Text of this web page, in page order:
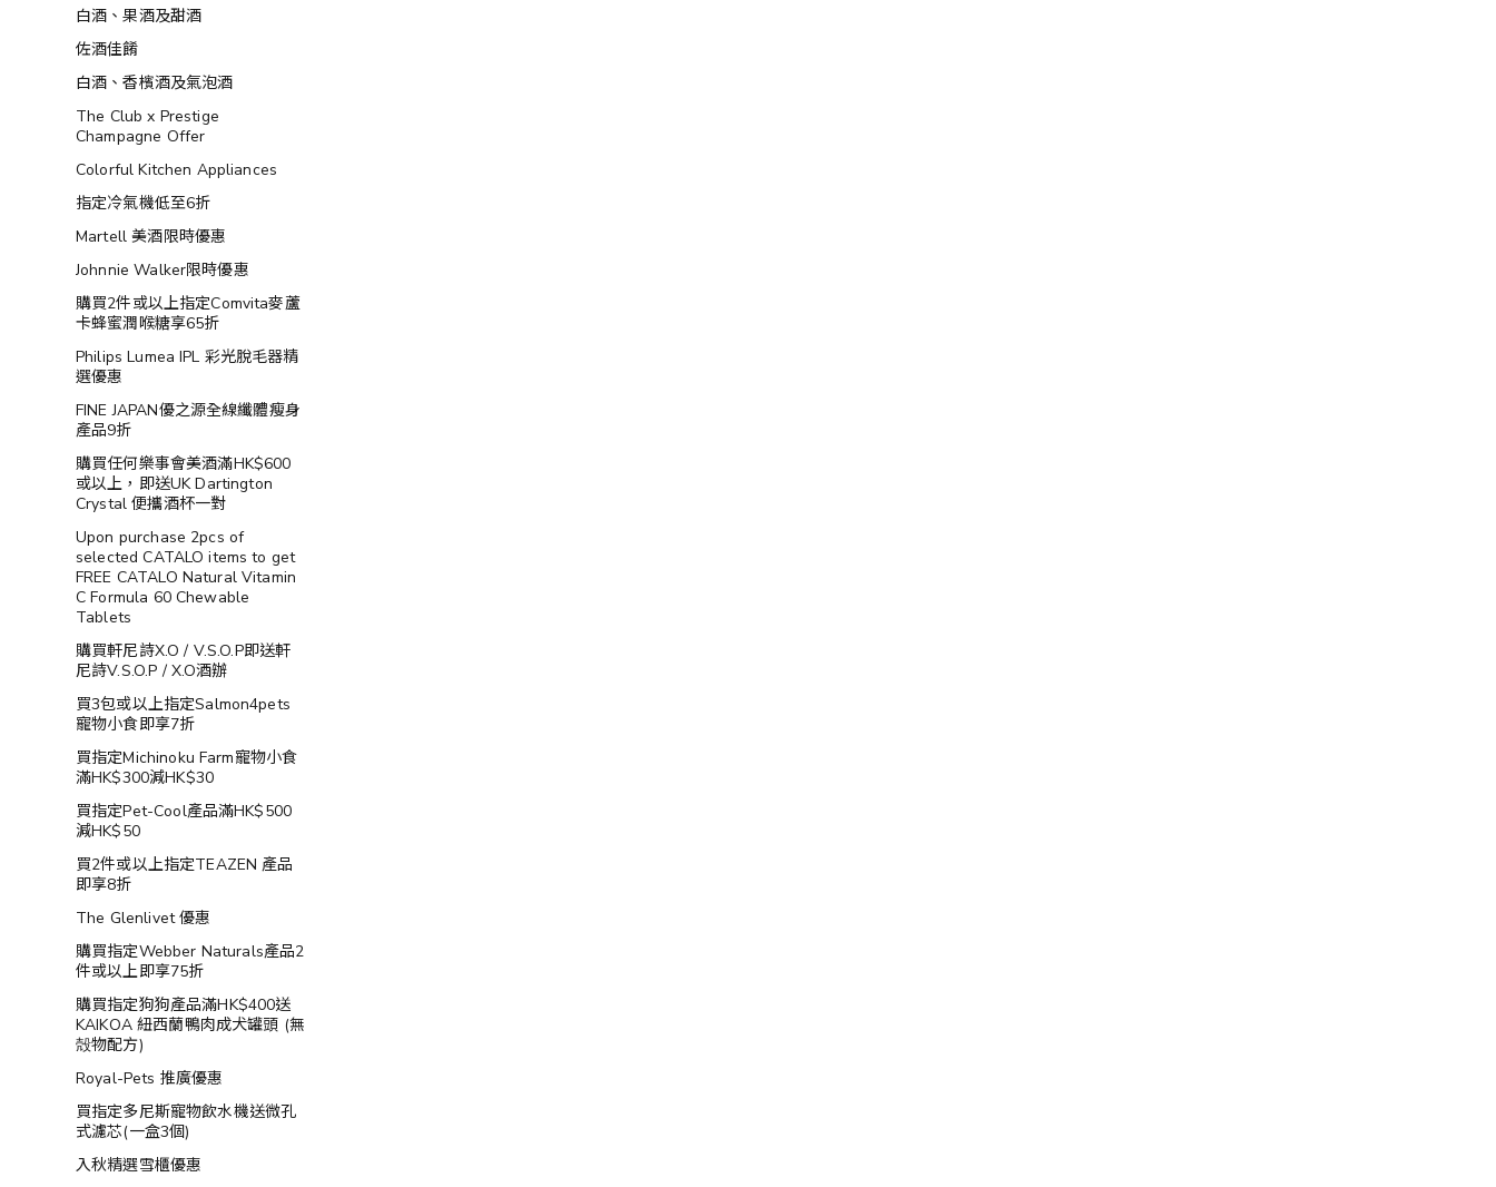
白酒、果酒及甜酒
佐酒佳餚
白酒、香檳酒及氣泡酒
The Club x Prestige
Champagne Offer
Colorful Kitchen Appliances
指定冷氣機低至6折
Martell 美酒限時優惠
Johnnie Walker限時優惠
購買2件或以上指定Comvita麥蘆
卡蜂蜜潤喉糖享65折
Philips Lumea IPL 彩光脫毛器精
選優惠
FINE JAPAN優之源全線纖體瘦身
產品9折
購買任何樂事會美酒滿HK$600
或以上，即送UK Dartington
Crystal 便攜酒杯一對
Upon purchase 2pcs of
selected CATALO items to get
FREE CATALO Natural Vitamin
C Formula 60 Chewable
Tablets
購買軒尼詩X.O / V.S.O.P即送軒
尼詩V.S.O.P / X.O酒辦
買3包或以上指定Salmon4pets
寵物小食即享7折
買指定Michinoku Farm寵物小食
滿HK$300減HK$30
買指定Pet-Cool產品滿HK$500
減HK$50
買2件或以上指定TEAZEN 產品
即享8折
The Glenlivet 優惠
購買指定Webber Naturals產品2
件或以上即享75折
購買指定狗狗產品滿HK$400送
KAIKOA 紐西蘭鴨肉成犬罐頭 (無
殻物配方)
Royal-Pets 推廣優惠
買指定多尼斯寵物飲水機送微孔
式濾芯(一盒3個)
入秋精選雪櫃優惠